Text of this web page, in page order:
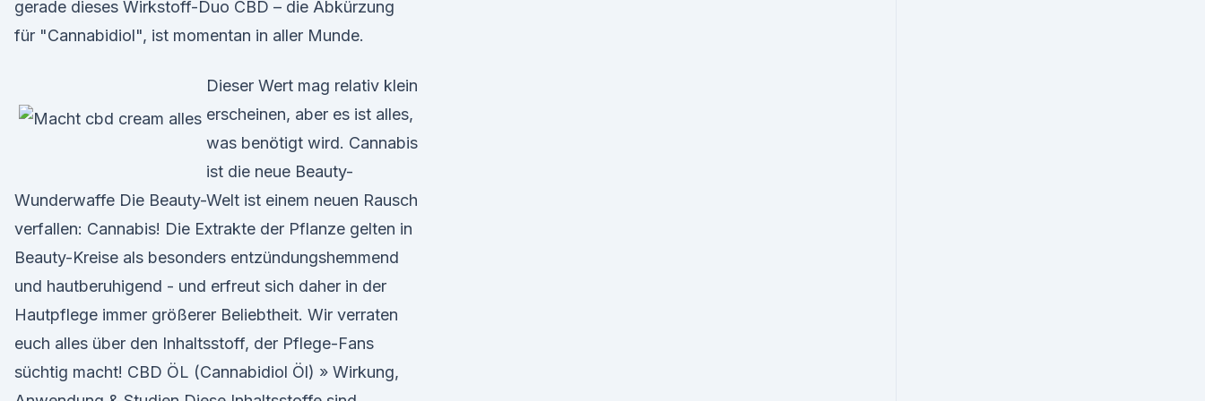
gerade dieses Wirkstoff-Duo CBD – die Abkürzung
für "Cannabidiol", ist momentan in aller Munde.
Dieser Wert mag relativ klein
erscheinen, aber es ist alles,
was benötigt wird. Cannabis
ist die neue Beauty-
Wunderwaffe Die Beauty-Welt ist einem neuen Rausch
verfallen: Cannabis! Die Extrakte der Pflanze gelten in
Beauty-Kreise als besonders entzündungshemmend
und hautberuhigend - und erfreut sich daher in der
Hautpflege immer größerer Beliebtheit. Wir verraten
euch alles über den Inhaltsstoff, der Pflege-Fans
süchtig macht! CBD ÖL (Cannabidiol Öl) » Wirkung,